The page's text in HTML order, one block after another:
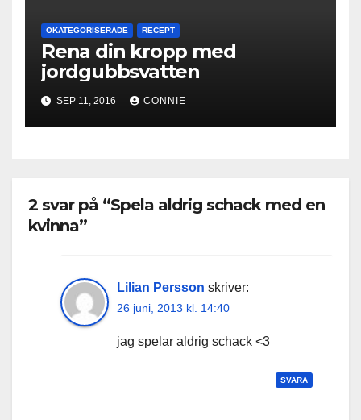
OKATEGORISERADE RECEPT
Rena din kropp med
jordgubbsvatten
SEP 11, 2016 CONNIE
2 svar på “Spela aldrig schack med en
kvinna”
Lilian Persson skriver:
26 juni, 2013 kl. 14:40
jag spelar aldrig schack <3
SVARA